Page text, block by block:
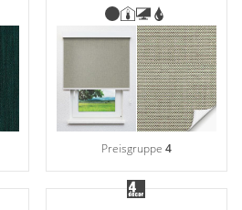
Preisgruppe 4